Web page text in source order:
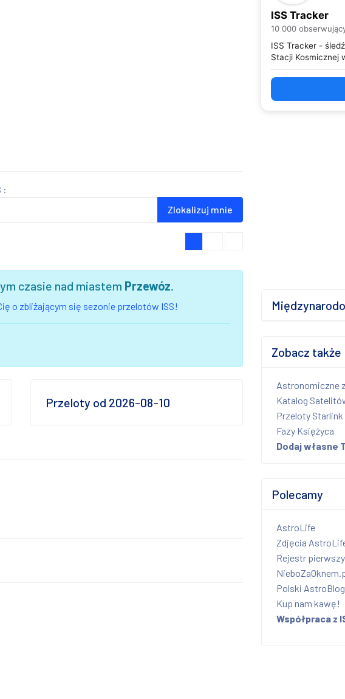
:
Zlokalizuj mnie
czasie nad miastem Przewóz.
o zbliżającym się sezonie przelotów ISS!
Przeloty od 2026-08-10
ISS Tracker
10 000
ISS Tracker -
Stacji
Zobacz także
Astronomiczne
Katalog
Przeloty Starlink
Fazy Księżyca
Dodaj własne
Polecamy
AstroLife
Zdjęcia
Rejestr
Polski
Kup nam kawę!
Współpraca z